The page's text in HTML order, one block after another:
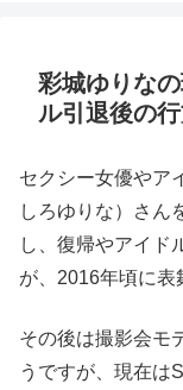
彩城ゆりな
ル引退後の
セクシー女優やア
しろゆりな）さん
し、復帰やアイド
が、2016年頃に表
その後は撮影会モ
うですが、現在は